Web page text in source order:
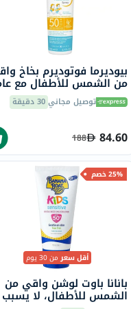
بيوديرما فوتوديرم بخاخ
من الشمس للأطفال مع
حماية 50+، 200 ملتوصيل مجاني30 دقيقة
84.60
188
25% خصم
أقل سعرمن 30 يوم
بانانا باوت لوشن واقي من
الشمس للأطفال، لا يسبب